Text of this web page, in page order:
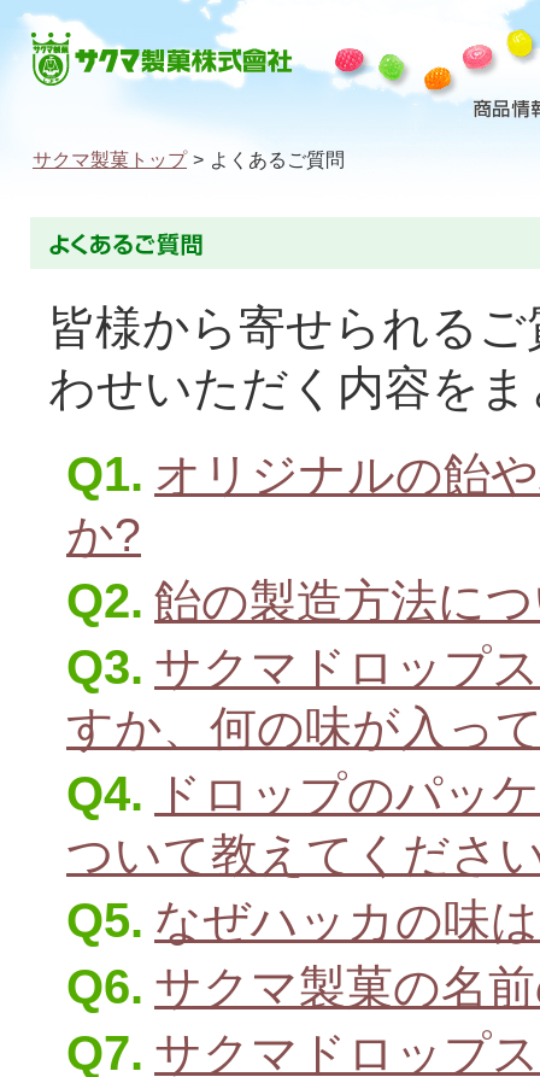
サクマ製菓トップ > よくあるご質問
皆様から寄せられる
わせいただく内容を
Q1. オリジナルの飴
か?
Q2. 飴の製造方法に
Q3. サクマドロップ
すか、何の味が入っ
Q4. ドロップのパッ
ついて教えてくださ
Q5. なぜハッカの味
Q6. サクマ製菓の名
Q7. サクマドロップ